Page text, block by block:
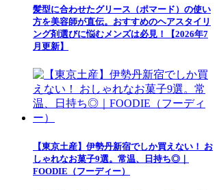
髪型に合わせたグリース（ポマード）の使い
方を美容師が直伝。おすすめのヘアスタイリ
ング剤選びに悩むメンズは必見！【2026年7
月更新】
【東京土産】伊勢丹新宿でしか買えない！ お
しゃれなお菓子9選。常温、日持ち◎｜
FOODIE（フーディー）